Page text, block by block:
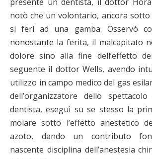
notò che un volontario, ancora sotto
si ferì ad una gamba. Osservò
nonostante la ferita, il malcapitato
dolore sino alla fine dell’effetto
seguente il dottor Wells, avendo
utilizzo in campo medico del gas
dell’organizzatore dello
dentista, eseguì su se stesso la
molare sotto l’effetto anestetico
azoto, dando un contributo
nascente disciplina dell’anestesia